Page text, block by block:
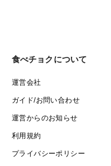
食べチョクについて
運営会社
ガイド/お問い合わせ
運営からのお知らせ
利用規約
プライバシーポリシー